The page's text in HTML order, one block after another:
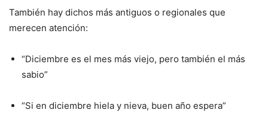
También hay dichos más antiguos o regionales que
merecen atención:
“Diciembre es el mes más viejo, pero también el más
sabio”
“Si en diciembre hiela y nieva, buen año espera”